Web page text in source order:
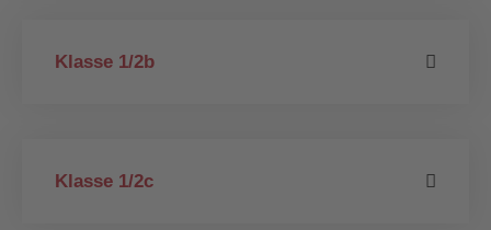
Klasse 1/2b
Klasse 1/2c